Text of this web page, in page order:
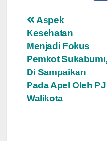
Navigasi
pos
Aspek
Kesehatan
Menjadi Fokus
Pemkot Sukabumi,
Di Sampaikan
Pada Apel Oleh PJ
Walikota